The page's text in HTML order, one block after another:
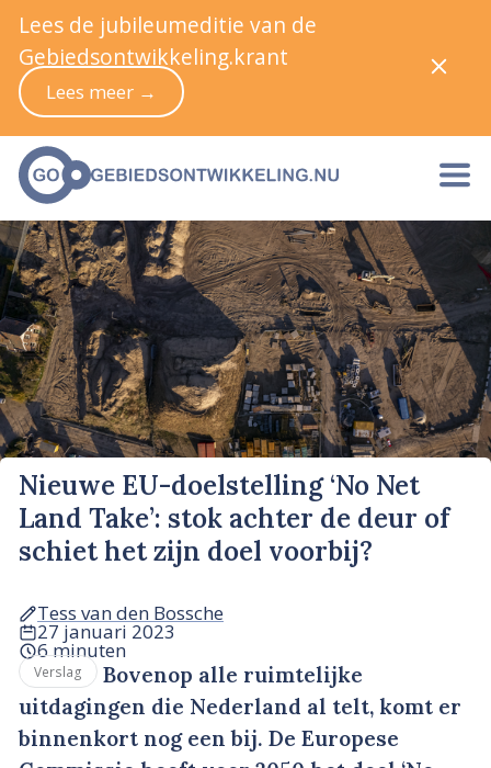
Nieuwe EU-doelstelling ‘No Net
Land Take’: stok achter de deur of
schiet het zijn doel voorbij?
Tess van den Bossche
27 januari 2023
6 minuten
Verslag
Bovenop alle ruimtelijke
uitdagingen die Nederland al telt, komt er
binnenkort nog een bij. De Europese
Lees de jubileumeditie van de
Gebiedsontwikkeling.krant
Lees meer →